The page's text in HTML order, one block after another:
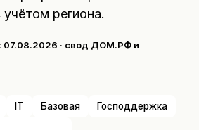
региона.
07.08.2026 · свод ДОМ.РФ и
IT Базовая Господдержка